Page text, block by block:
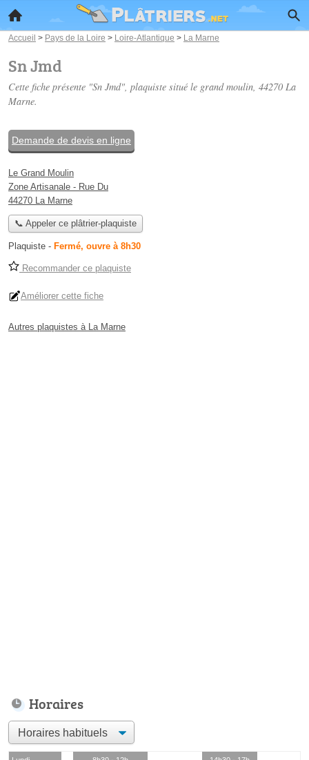
Accueil > Pays de la Loire > Loire-Atlantique > La Marne
Sn Jmd
Cette fiche présente "Sn Jmd", plaquiste situé le grand moulin, 44270 La
Marne.
Demande de devis en ligne
Le Grand Moulin
Zone Artisanale - Rue Du
44270 La Marne
📞 Appeler ce plâtrier-plaquiste
Plaquiste - Fermé, ouvre à 8h30
Recommander ce plaquiste
Améliorer cette fiche
Autres plaquistes à La Marne
Horaires